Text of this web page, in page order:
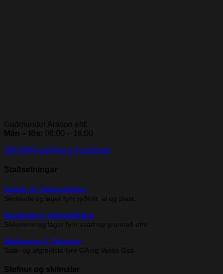
Guðmundur Arason ehf.
Mán – fös: 08:00 – 16:00
568 6844 ga@ga.is Facebook
Staðsetningar
Íshella 10, Hafnarfjörður
Skrifstofa og lager fyrir ryðfrítt, ál og plast.
Rauðhella 2, Hafnarfjörður
Sölumenn og lager fyrir svart og grunnað efni.
Baldursnes 2, Akureyri
Sala- og afgreiðsla fyrir GA og Veldix Gas
Stefnur og skilmálar